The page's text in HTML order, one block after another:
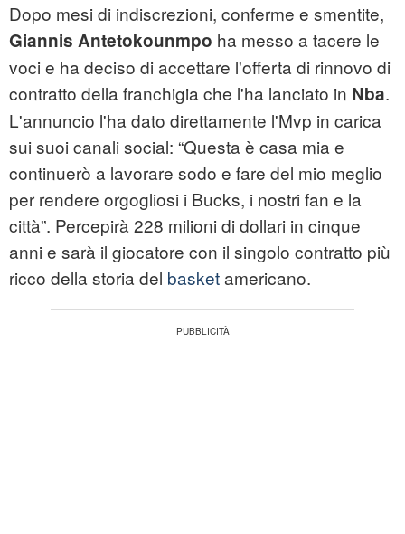
Dopo mesi di indiscrezioni, conferme e smentite,
Giannis Antetokounmpo ha messo a tacere le
voci e ha deciso di accettare l'offerta di rinnovo di
contratto della franchigia che l'ha lanciato in Nba.
L'annuncio l'ha dato direttamente l'Mvp in carica
sui suoi canali social: “Questa è casa mia e
continuerò a lavorare sodo e fare del mio meglio
per rendere orgogliosi i Bucks, i nostri fan e la
città”. Percepirà 228 milioni di dollari in cinque
anni e sarà il giocatore con il singolo contratto più
ricco della storia del basketamericano.